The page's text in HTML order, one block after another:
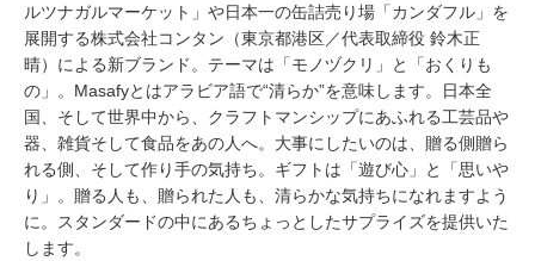
ルツナガルマーケット」や日本一の缶詰売り場「カンダフル」を
展開する株式会社コンタン（東京都港区／代表取締役 鈴木正
晴）による新ブランド。テーマは「モノヅクリ」と「おくりも
の」。Masafyとはアラビア語で“清らか”を意味します。日本全
国、そして世界中から、クラフトマンシップにあふれる工芸品や
器、雑貨そして食品をあの人へ。大事にしたいのは、贈る側贈ら
れる側、そして作り手の気持ち。ギフトは「遊び心」と「思いや
り」。贈る人も、贈られた人も、清らかな気持ちになれますよう
に。スタンダードの中にあるちょっとしたサプライズを提供いた
します。